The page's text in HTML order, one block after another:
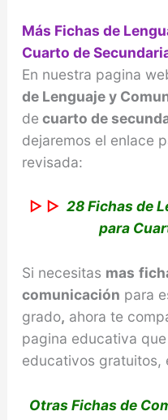
Más Fichas de
Cuarto de
En nuestra pagina
de Lenguaje y
de cuarto de
dejaremos el enlace
revisada:
▷ ▷ 28 Fichas de
para
Si necesitas mas
comunicación para
grado, ahora te
pagina educativa
educativos gratuitos,
Otras Fichas de